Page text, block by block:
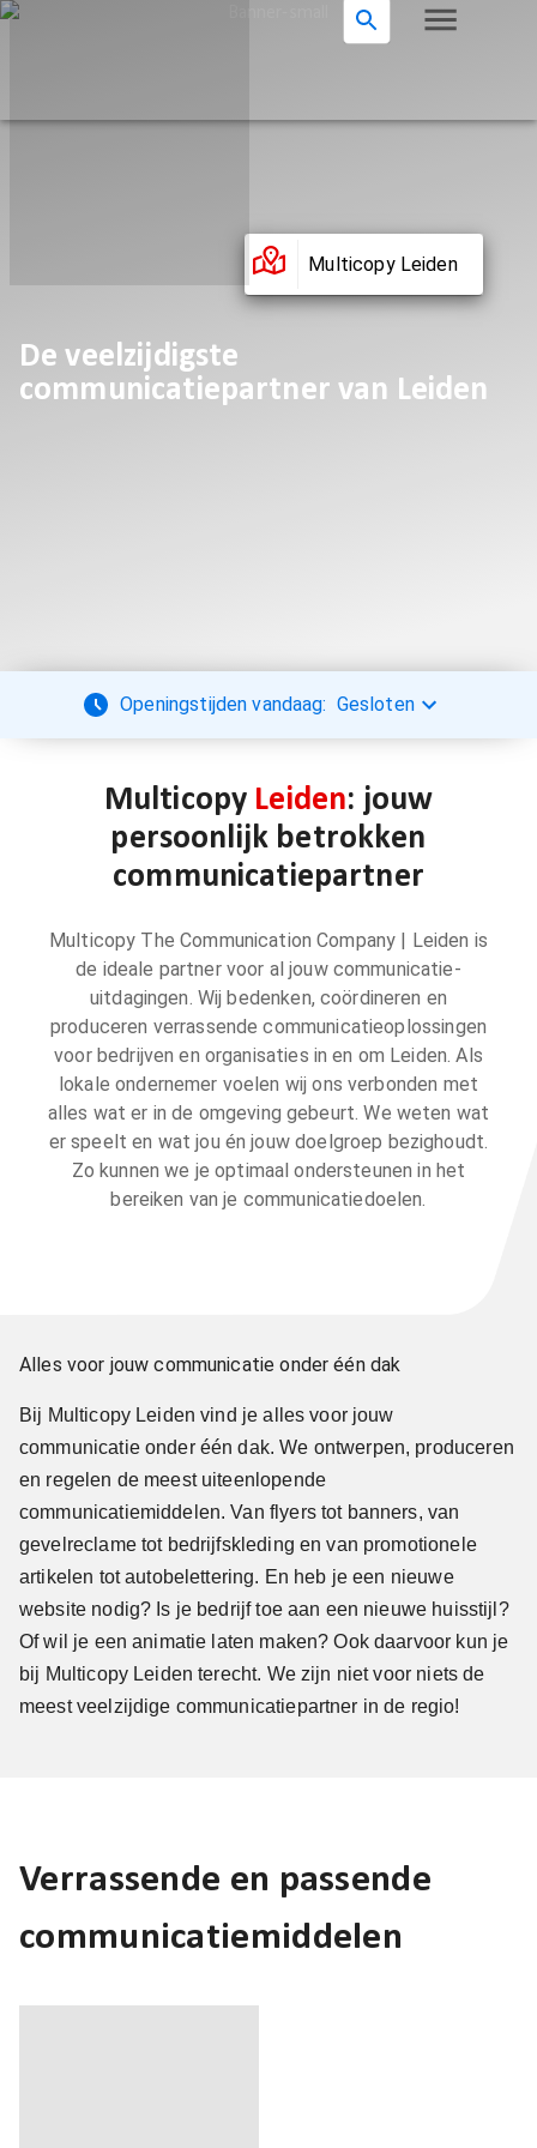
Multicopy Leiden
De veelzijdigste
communicatiepartner van Leiden
Openingstijden vandaag: Gesloten
Multicopy Leiden: jouw
persoonlijk betrokken
communicatiepartner
Multicopy The Communication Company | Leiden is
de ideale partner voor al jouw communicatie-
uitdagingen. Wij bedenken, coördineren en
produceren verrassende communicatieoplossingen
voor bedrijven en organisaties in en om Leiden. Als
lokale ondernemer voelen wij ons verbonden met
alles wat er in de omgeving gebeurt. We weten wat
er speelt en wat jou én jouw doelgroep bezighoudt.
Zo kunnen we je optimaal ondersteunen in het
bereiken van je communicatiedoelen.
Alles voor jouw communicatie onder één dak
Bij Multicopy Leiden vind je alles voor jouw
communicatie onder één dak. We ontwerpen, produceren
en regelen de meest uiteenlopende
communicatiemiddelen. Van flyers tot banners, van
gevelreclame tot bedrijfskleding en van promotionele
artikelen tot autobelettering. En heb je een nieuwe
website nodig? Is je bedrijf toe aan een nieuwe huisstijl?
Of wil je een animatie laten maken? Ook daarvoor kun je
bij Multicopy Leiden terecht. We zijn niet voor niets de
meest veelzijdige communicatiepartner in de regio!
Verrassende en passende
communicatiemiddelen